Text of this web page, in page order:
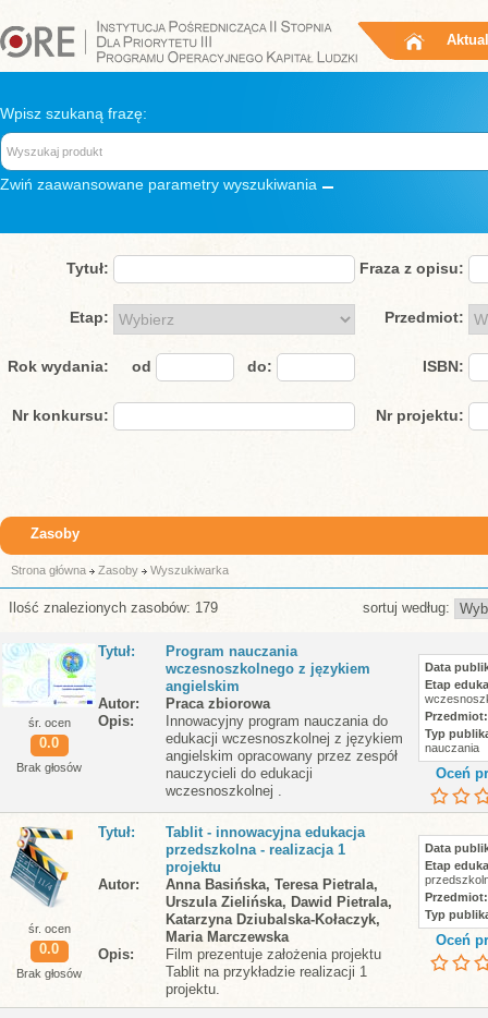
Wpisz szukaną frazę:
Zwiń zaawansowane parametry wyszukiwania
Tytuł: Fraza z opisu:
Etap: Przedmiot:
Rok wydania: od do: ISBN:
Nr konkursu: Nr projektu:
Zasoby
Strona główna Zasoby Wyszukiwarka
Ilość znalezionych zasobów: 179 sortuj według:
śr. ocen
0.0
Brak głosów
Tytuł
Program nauczania
wczesnoszkolnego z językiem
angielskim
Autor
Praca zbiorowa
Opis
Innowacyjny program nauczania do
edukacji wczesnoszkolnej z językiem
angielskim opracowany przez zespół
nauczycieli do edukacji
wczesnoszkolnej .
Data
Etap
Przedmiot
Typ
nauczania
Oceń
śr. ocen
0.0
Brak głosów
Tytuł
Tablit - innowacyjna edukacja
przedszkolna - realizacja 1
projektu
Autor
Anna Basińska, Teresa Pietrala,
Urszula Zielińska, Dawid Pietrala,
Katarzyna Dziubalska-Kołaczyk,
Maria Marczewska
Opis
Film prezentuje założenia projektu
Tablit na przykładzie realizacji 1
projektu.
Data
Etap
Przedmiot
Typ
Oceń